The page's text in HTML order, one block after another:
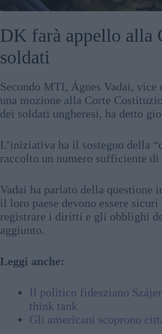
DK farà appello alla
soldati
Secondo MTI, Ágnes Vadai,
una mozione alla Corte
dei soldati ungheresi, ha detto
L’iniziativa ha il sostegno della
raccolto un numero sufficiente
Vadai ha parlato della questione
il loro paese devono essere
registrare i diritti e gli obblighi
aggiunto.
Leggi anche:
Il politico fidesziano
think tank
Gli americani scoprono